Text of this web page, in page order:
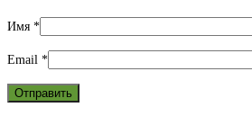
Имя *
Email *